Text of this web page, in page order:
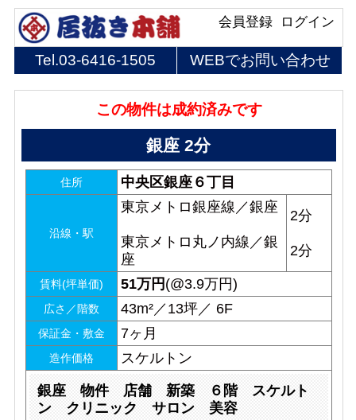
ログイン
会員登録
Tel.03-6416-1505 WEBでお問い合わせ
この物件は成約済みです
銀座 2分
住所 中央区銀座６丁目
沿線・駅
東京メトロ銀座線／銀座
東京メトロ丸ノ内線／銀
座
2分
2分
賃料(坪単価) 51万円 (@3.9万円)
広さ／階数 43m²／13坪／ 6F
保証金・敷金 7ヶ月
造作価格 スケルトン
銀座 物件 店舗 新築 ６階 スケルト
ン クリニック サロン 美容